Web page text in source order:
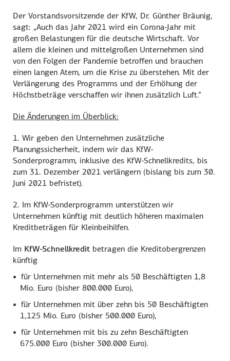
Der Vorstandsvorsitzende der KfW, Dr. Günther Bräunig,
sagt: „Auch das Jahr 2021 wird ein Corona-Jahr mit
großen Belastungen für die deutsche Wirtschaft. Vor
allem die kleinen und mittelgroßen Unternehmen sind
von den Folgen der Pandemie betroffen und brauchen
einen langen Atem, um die Krise zu überstehen. Mit der
Verlängerung des Programms und der Erhöhung der
Höchstbeträge verschaffen wir ihnen zusätzlich Luft.“
Die Änderungen im Überblick:
1. Wir geben den Unternehmen zusätzliche
Planungssicherheit, indem wir das KfW-
Sonderprogramm, inklusive des KfW-Schnellkredits, bis
zum 31. Dezember 2021 verlängern (bislang bis zum 30.
Juni 2021 befristet).
2. Im KfW-Sonderprogramm unterstützen wir
Unternehmen künftig mit deutlich höheren maximalen
Kreditbeträgen für Kleinbeihilfen.
Im KfW-Schnellkredit betragen die Kreditobergrenzen
künftig
für Unternehmen mit mehr als 50 Beschäftigten 1,8
Mio. Euro (bisher 800.000 Euro),
für Unternehmen mit über zehn bis 50 Beschäftigten
1,125 Mio. Euro (bisher 500.000 Euro),
für Unternehmen mit bis zu zehn Beschäftigten
675.000 Euro (bisher 300.000 Euro).